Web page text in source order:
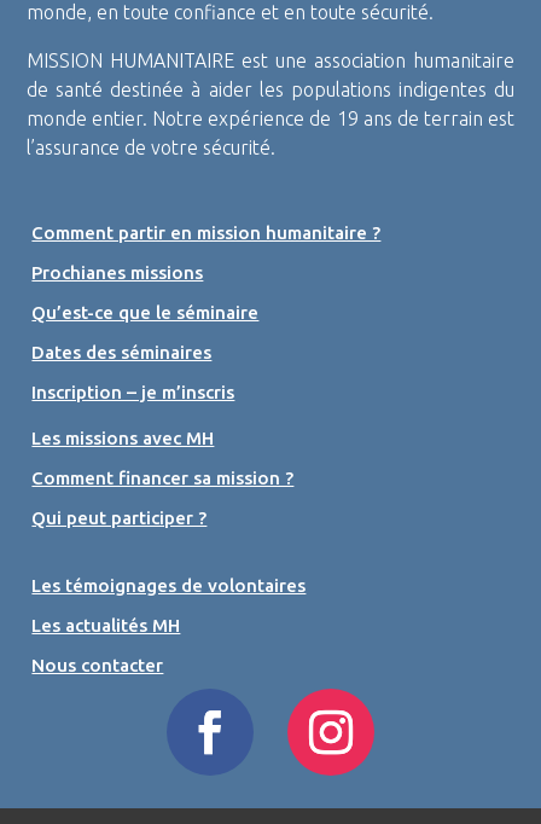
monde, en toute confiance et en toute sécurité.
MISSION HUMANITAIRE est une association humanitaire
de santé destinée à aider les populations indigentes du
monde entier. Notre expérience de 19 ans de terrain est
l’assurance de votre sécurité.
Comment partir en mission humanitaire ?
Prochianes missions
Qu’est-ce que le séminaire
Dates des séminaires
Inscription – je m’inscris
Les missions avec MH
Comment financer sa mission ?
Qui peut participer ?
Les témoignages de volontaires
Les actualités MH
Nous contacter